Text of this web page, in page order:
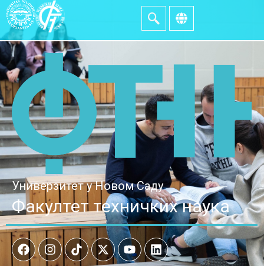
Универзитет у Новом Саду
Факултет техничких наука